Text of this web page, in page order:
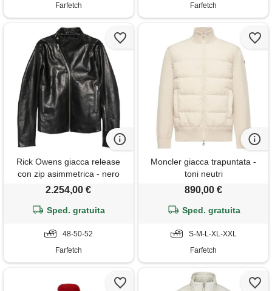
Farfetch
Farfetch
Rick Owens giacca release
con zip asimmetrica - nero
2.254,00 €
Sped. gratuita
48-50-52
Farfetch
Moncler giacca trapuntata -
toni neutri
890,00 €
Sped. gratuita
S-M-L-XL-XXL
Farfetch